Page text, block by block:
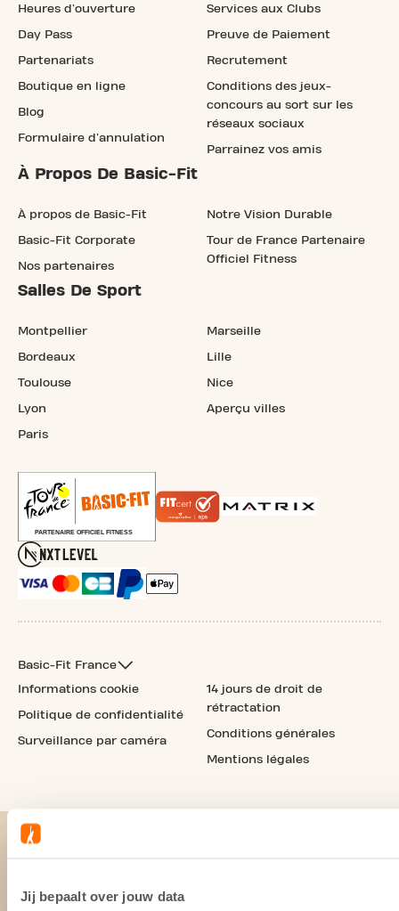
Jij bepaalt over jouw data
Heures d'ouverture
Day Pass
Partenariats
Boutique en ligne
Blog
Formulaire d'annulation
Services aux Clubs
Preuve de Paiement
Recrutement
Conditions des jeux-
concours au sort sur les
réseaux sociaux
Parrainez vos amis
À Propos De Basic-Fit
À propos de Basic-Fit
Basic-Fit Corporate
Nos partenaires
Notre Vision Durable
Tour de France Partenaire
Officiel Fitness
Salles De Sport
Montpellier
Bordeaux
Toulouse
Lyon
Paris
Marseille
Lille
Nice
Aperçu villes
Basic-Fit France
Informations cookie
Politique de confidentialité
Surveillance par caméra
14 jours de droit de
rétractation
Conditions générales
Mentions légales